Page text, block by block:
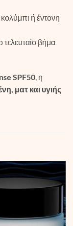
ή έντονη
βήμα
SPF50, η
ματ και υγιής